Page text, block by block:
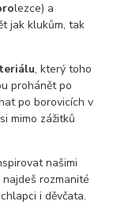
lezce) a
jak klukům, tak
, který toho
prohánět po
po borovicích v
mimo zážitků
našimi
rozmanité
i děvčata.